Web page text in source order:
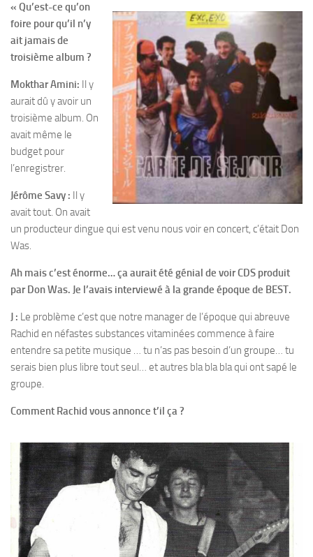
« Qu’est-ce qu’on
foire pour qu’il n’y
ait jamais de
troisième album ?
Mokthar Amini: Il y
aurait dû y avoir un
troisième album. On
avait même le
budget pour
l’enregistrer.
Jérôme Savy : Il y
avait tout. On avait
un producteur dingue qui est venu nous voir en concert, c’était Don
Was.
Ah mais c’est énorme… ça aurait été génial de voir CDS produit
par Don Was. Je l’avais interviewé à la grande époque de BEST.
J : Le problème c’est que notre manager de l’époque qui abreuve
Rachid en néfastes substances vitaminées commence à faire
entendre sa petite musique … tu n’as pas besoin d’un groupe… tu
serais bien plus libre tout seul… et autres bla bla bla qui ont sapé le
groupe.
Comment Rachid vous annonce t’il ça ?